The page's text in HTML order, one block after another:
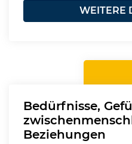
WEITERE
Bedürfnisse,
Beziehungen